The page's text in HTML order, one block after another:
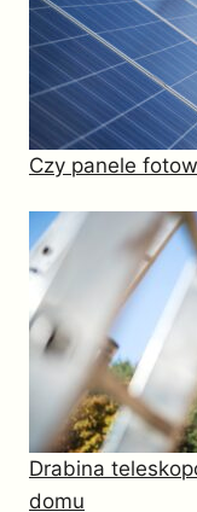
Czy panele
Drabina
domu